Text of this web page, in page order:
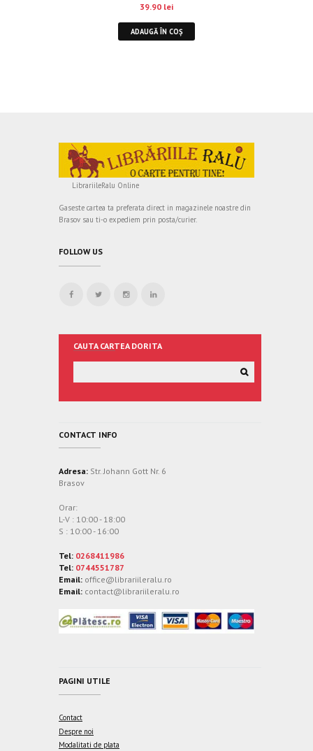
39.90 lei
ADAUGĂ ÎN COȘ
LibrariileRalu Online
Gaseste cartea ta preferata direct in magazinele noastre din
Brasov sau ti-o expediem prin posta/curier.
FOLLOW US
CAUTA CARTEA DORITA
CONTACT INFO
Adresa: Str. Johann Gott Nr. 6
Brasov
Orar:
L-V : 10:00 - 18:00
S : 10:00 - 16:00
Tel: 0268411986
Tel: 0744551787
Email: office@librariileralu.ro
Email: contact@librariileralu.ro
PAGINI UTILE
Contact
Despre noi
Modalitati de plata